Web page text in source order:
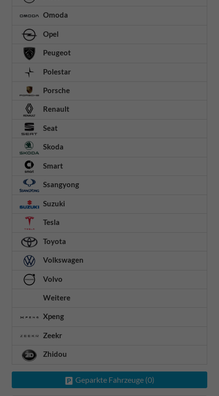
Omoda
Opel
Peugeot
Polestar
Porsche
Renault
Seat
Skoda
Smart
Ssangyong
Suzuki
Tesla
Toyota
Volkswagen
Volvo
Weitere
Xpeng
Zeekr
Zhidou
Geparkte Fahrzeuge (0)